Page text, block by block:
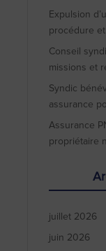
Expulsion
procédure
Conseil
missions et
Syndic
assurance
Assurance
propriétaire
juillet 2026
juin 2026